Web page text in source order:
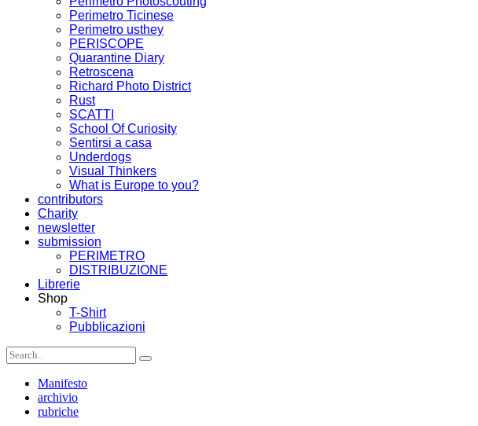
Perimetro Ticinese
Perimetro usthey
PERISCOPE
Quarantine Diary
Retroscena
Richard Photo District
Rust
SCATTI
School Of Curiosity
Sentirsi a casa
Underdogs
Visual Thinkers
What is Europe to you?
contributors
Charity
newsletter
submission
PERIMETRO
DISTRIBUZIONE
Librerie
Shop
T-Shirt
Pubblicazioni
Manifesto
archivio
rubriche